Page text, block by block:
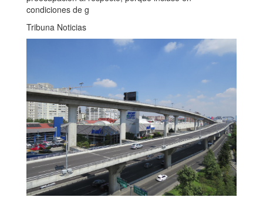
condiciones de g
Tribuna Noticias